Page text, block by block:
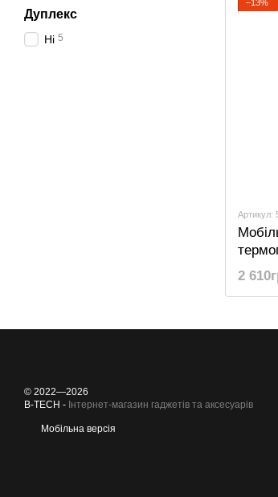
−13%
Артикул:
2
Дуплекс
Ні 5
© 2022—2026
B-TECH - Інтернет-магазин гаджетів та аксесуарів
Мобільна версія